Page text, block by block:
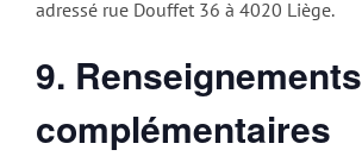
adressé rue Douffet 36 à 4020 Liège.
9. Renseignements
complémentaires